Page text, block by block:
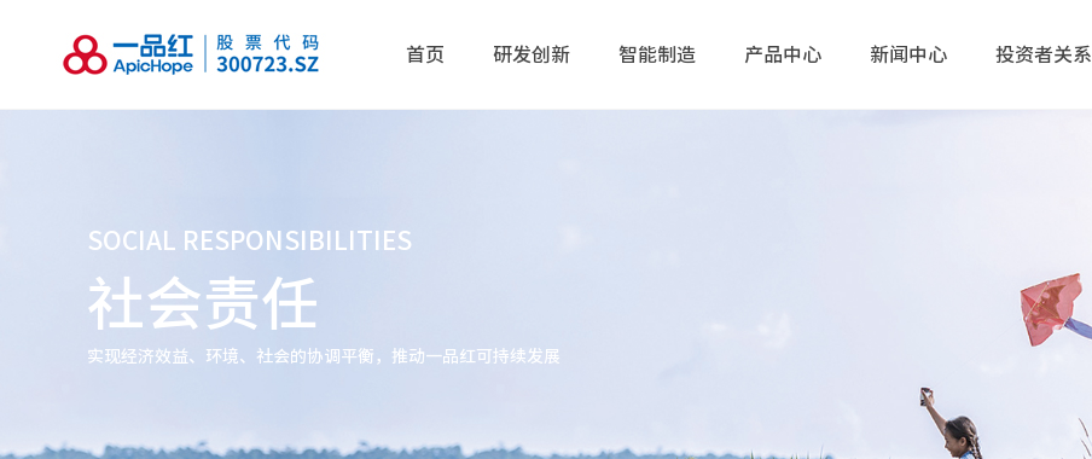
首页 研发创新 智能制造 产品中心 新闻中心 投资者关系
SOCIAL RESPONSIBILITIES
社会责任
实现经济效益、环境、社会的协调平衡，推动一品红可持续发展